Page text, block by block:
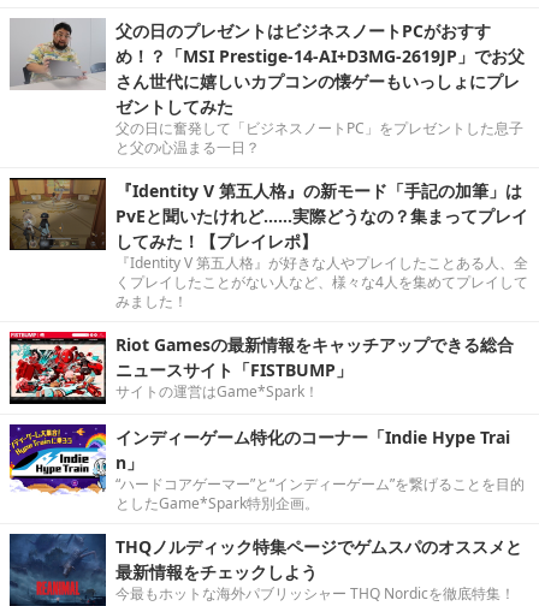
父の日のプレゼントはビジネスノートPCがおすす
め！？「MSI Prestige-14-AI+D3MG-2619JP」でお父
さん世代に嬉しいカプコンの懐ゲーもいっしょにプレ
ゼントしてみた
父の日に奮発して「ビジネスノートPC」をプレゼントした息子
と父の心温まる一日？
『Identity V 第五人格』の新モード「手記の加筆」は
PvEと聞いたけれど……実際どうなの？集まってプレイ
してみた！【プレイレポ】
『Identity V 第五人格』が好きな人やプレイしたことある人、全
くプレイしたことがない人など、様々な4人を集めてプレイして
みました！
Riot Gamesの最新情報をキャッチアップできる総合
ニュースサイト「FISTBUMP」
サイトの運営はGame*Spark！
インディーゲーム特化のコーナー「Indie Hype Trai
n」
“ハードコアゲーマー”と“インディーゲーム”を繋げることを目的
としたGame*Spark特別企画。
THQノルディック特集ページでゲムスパのオススメと
最新情報をチェックしよう
今最もホットな海外パブリッシャー THQ Nordicを徹底特集！